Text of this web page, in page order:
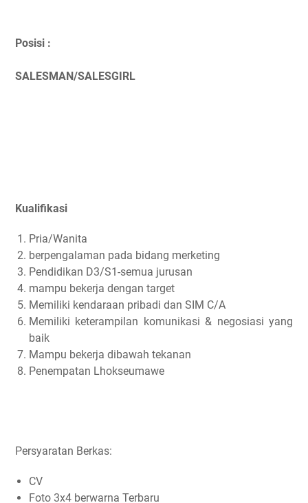
Posisi :
SALESMAN/SALESGIRL
Kualifikasi
Pria/Wanita
berpengalaman pada bidang merketing
Pendidikan D3/S1-semua jurusan
mampu bekerja dengan target
Memiliki kendaraan pribadi dan SIM C/A
Memiliki keterampilan komunikasi & negosiasi yang
baik
Mampu bekerja dibawah tekanan
Penempatan Lhokseumawe
Persyaratan Berkas:
CV
Foto 3x4 berwarna Terbaru